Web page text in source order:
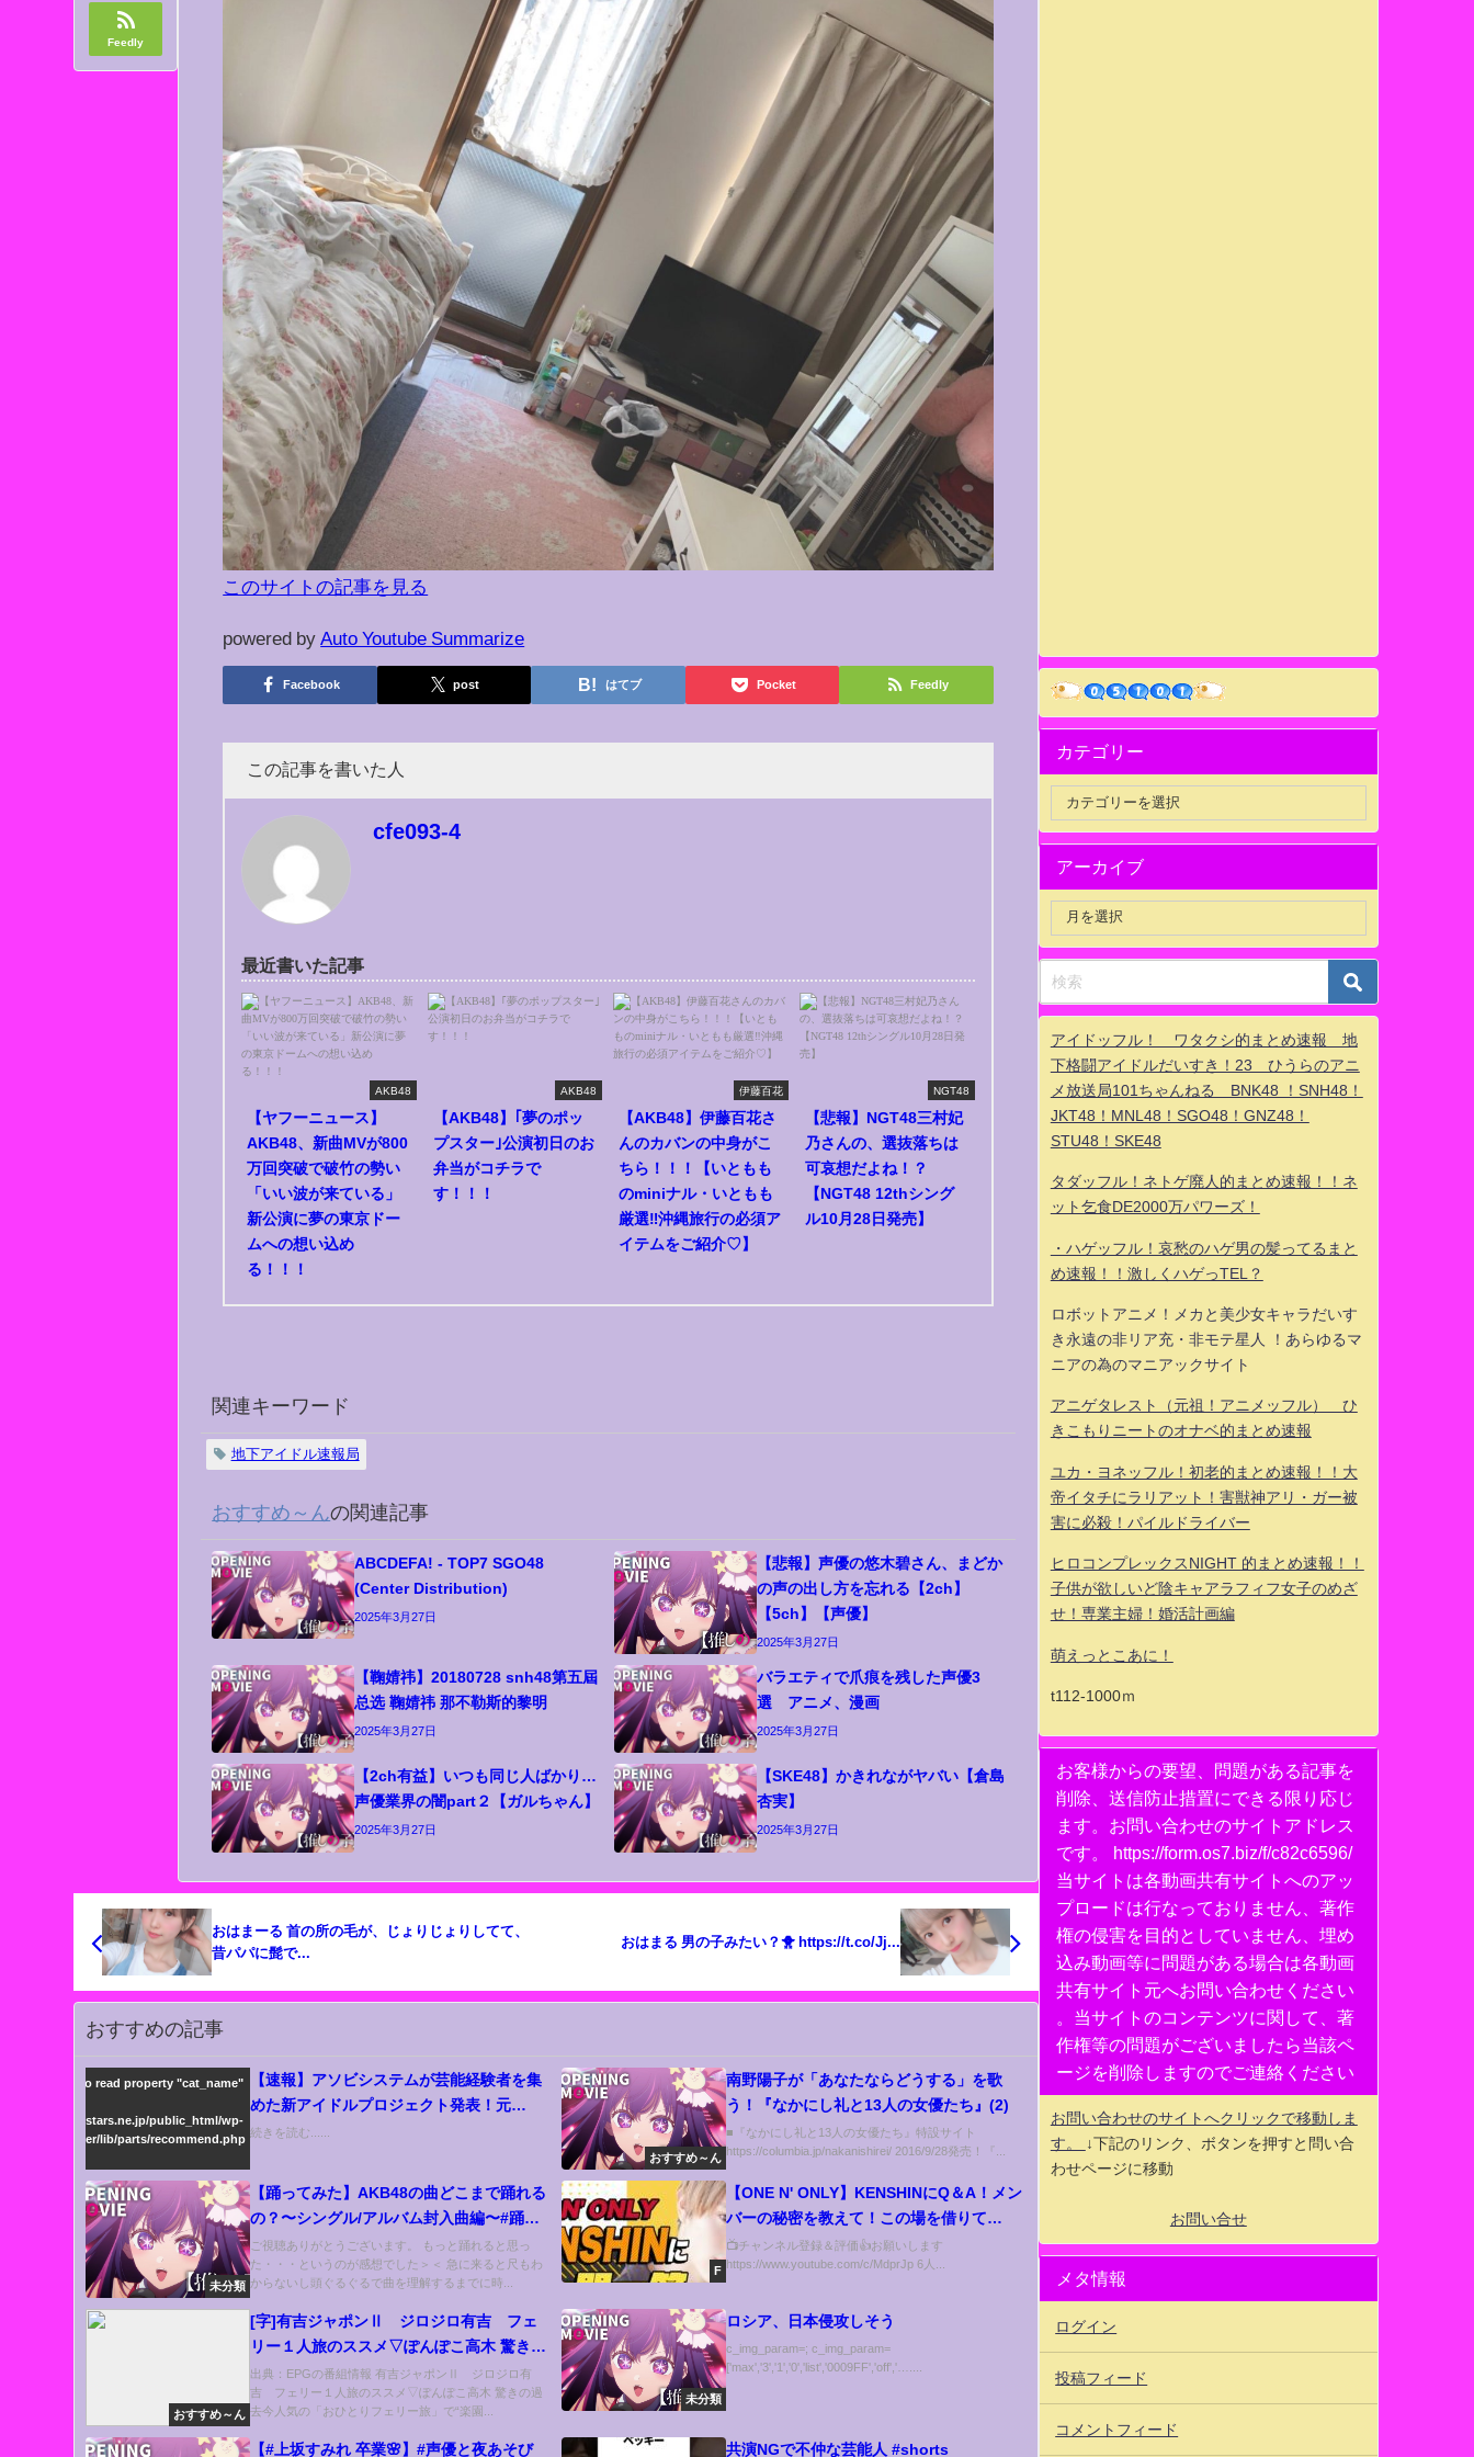
Feedly
このサイトの記事を見る
powered byAuto Youtube Summarize
Facebook post はてブ Pocket Feedly
この記事を書いた人
cfe093-4
最近書いた記事
AKB48
【ヤフーニュース】
AKB48、新曲MVが800
万回突破で破竹の勢い
「いい波が来ている」
新公演に夢の東京ドー
ムへの想い込め
る！！！
AKB48
【AKB48】｢夢のポッ
プスター｣公演初日のお
弁当がコチラで
す！！！
伊藤百花
【AKB48】伊藤百花さ
んのカバンの中身がこ
ちら！！！【いともも
のminiナル・いともも
厳選‼︎沖縄旅行の必須ア
イテムをご紹介♡】
NGT48
【悲報】NGT48三村妃
乃さんの、選抜落ちは
可哀想だよね！？
【NGT48 12thシング
ル10月28日発売】
関連キーワード
地下アイドル速報局
おすすめ～んの関連記事
ABCDEFA! - TOP7 SGO48
(Center Distribution)
2025年3月27日
【悲報】声優の悠木碧さん、まどか
の声の出し方を忘れる【2ch】
【5ch】【声優】
2025年3月27日
【鞠婧祎】20180728 snh48第五屆
总选 鞠婧祎 那不勒斯的黎明
2025年3月27日
バラエティで爪痕を残した声優3
選 アニメ、漫画
2025年3月27日
【2ch有益】いつも同じ人ばかり…
声優業界の闇part２【ガルちゃん】
2025年3月27日
【SKE48】かきれながヤバい【倉島
杏実】
2025年3月27日
おはまーる 首の所の毛が、じょりじょりしてて、
昔パパに髭で...
おはまる 男の子みたい？🐥 https://t.co/Jj...
おすすめの記事
ske48/ske48.stars.ne.jp/public_html/wp-
themes/diver/lib/parts/recommend.php
: Attempt to read property "cat_name"
ske48/ske48.stars.ne.jp/public_html/wp-
themes/diver/lib/parts/recommend.php
【速報】アソビシステムが芸能経験者を集
めた新アイドルプロジェクト発表！元
AKB48グループメンバーも参加か！？
続きを読む......
おすすめ～ん
南野陽子が「あなたならどうする」を歌
う！『なかにし礼と13人の女優たち』(2)
■『なかにし礼と13人の女優たち』特設サイト
https://columbia.jp/nakanishirei/ 2016/9/28発売！『...
未分類
【踊ってみた】AKB48の曲どこまで踊れる
の？〜シングル/アルバム封入曲編〜#踊っ
てみた #akb48 #田北香世子
ご視聴ありがとうございます。 もっと踊れると思っ
た・・・というのが感想でした＞＜ 急に来ると尺もわ
からないし頭ぐるぐるで曲を理解するまでに時...
F
【ONE N' ONLY】KENSHINにQ＆A！メン
バーの秘密を教えて！この場を借りて
NAOYAに一言【毎日動画配信企画】
📺チャンネル登録＆評価👍お願いします
https://www.youtube.com/c/MdprJp 6人...
おすすめ～ん
[字]有吉ジャポンⅡ ジロジロ有吉 フェ
リー１人旅のススメ▽ぽんぽこ高木 驚きの
過去…の番組内容解析まとめ
出典：EPGの番組情報 有吉ジャポンⅡ ジロジロ有
吉 フェリー１人旅のススメ▽ぽんぽこ高木 驚きの過
去今人気の「おひとりフェリー旅」で“楽園...
未分類
ロシア、日本侵攻しそう
c_img_param=; c_img_param=
['max','3','1','0','list','0009FF','off','…....
【#上坂すみれ 卒業🌸】#声優と夜あそび 共演NGで不仲な芸能人 #shorts
カテゴリー
アーカイブ
アイドッフル！ ワタクシ的まとめ速報 地
下格闘アイドルだいすき！23 ひうらのアニ
メ放送局101ちゃんねる BNK48 ！SNH48！
JKT48！MNL48！SGO48！GNZ48！
STU48！SKE48
タダッフル！ネトゲ廃人的まとめ速報！！ネ
ット乞食DE2000万パワーズ！
・ハゲッフル！哀愁のハゲ男の髪ってるまと
め速報！！激しくハゲっTEL？
ロボットアニメ！メカと美少女キャラだいす
き永遠の非リア充・非モテ星人 ！あらゆるマ
ニアの為のマニアックサイト
アニゲタレスト（元祖！アニメッフル） ひ
きこもりニートのオナベ的まとめ速報
ユカ・ヨネッフル！初老的まとめ速報！！大
帝イタチにラリアット！害獣神アリ・ガー被
害に必殺！パイルドライバー
ヒロコンプレックスNIGHT 的まとめ速報！！
子供が欲しいど陰キャアラフィフ女子のめざ
せ！専業主婦！婚活計画編
萌えっとこあに！
t112-1000ｍ
お客様からの要望、問題がある記事を
削除、送信防止措置にできる限り応じ
ます。お問い合わせのサイトアドレス
です。 https://form.os7.biz/f/c82c6596/
当サイトは各動画共有サイトへのアッ
プロードは行なっておりません、著作
権の侵害を目的としていません、埋め
込み動画等に問題がある場合は各動画
共有サイト元へお問い合わせください
。当サイトのコンテンツに関して、著
作権等の問題がございましたら当該ペ
ージを削除しますのでご連絡ください
お問い合わせのサイトへクリックで移動しま
す。
↓下記のリンク、ボタンを押すと問い合
わせページに移動
お問い合せ
メタ情報
ログイン
投稿フィード
コメントフィード